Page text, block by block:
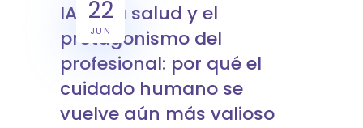
22
JUN
IA en la salud y el
protagonismo del
profesional: por qué el
cuidado humano se
vuelve aún más valioso